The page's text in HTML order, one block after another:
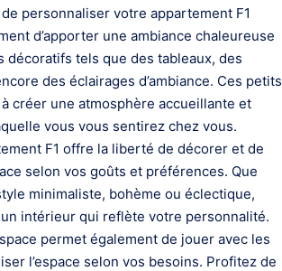
personnaliser votre appartement F1
d’apporter une ambiance chaleureuse
décoratifs tels que des tableaux, des
des éclairages d’ambiance. Ces petits
créer une atmosphère accueillante et
vous vous sentirez chez vous.
F1 offre la liberté de décorer et de
selon vos goûts et préférences. Que
minimaliste, bohème ou éclectique,
intérieur qui reflète votre personnalité.
permet également de jouer avec les
l’espace selon vos besoins. Profitez de